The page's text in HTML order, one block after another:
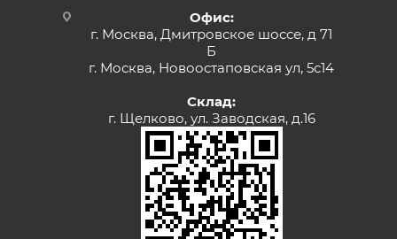
Офис:
г. Москва, Дмитровское шоссе, д 71
Б
г. Москва, Новоостаповская ул, 5с14
Склад:
г. Щелково, ул. Заводская, д.16